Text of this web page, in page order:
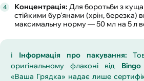
Концентрація: Для боротьби з
стійкими бур'янами (хрін, березка)
максимальну норму — 50 мл на 5 л
ℹ️ Інформація про пакування:
оригінальному флаконі від Bingo
«Ваша Грядка» надає лише